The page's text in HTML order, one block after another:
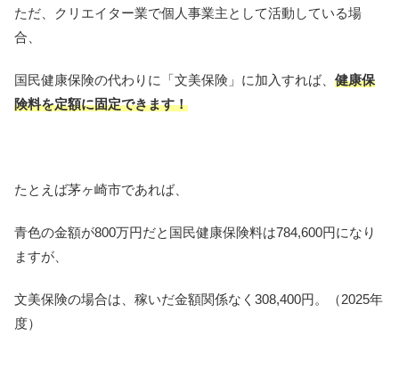
ただ、クリエイター業で個人事業主として活動している場
合、
国民健康保険の代わりに「文美保険」に加入すれば、 健康保
険料を定額に固定できます！
たとえば茅ヶ崎市であれば、
青色の金額が800万円だと国民健康保険料は784,600円になり
ますが、
文美保険の場合は、稼いだ金額関係なく308,400円。（2025年
度）